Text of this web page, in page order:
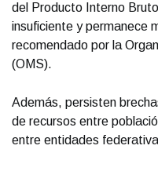
del Producto Interno
insuficiente y permanece
recomendado por la
(OMS).
Además, persisten
de recursos entre
entre entidades